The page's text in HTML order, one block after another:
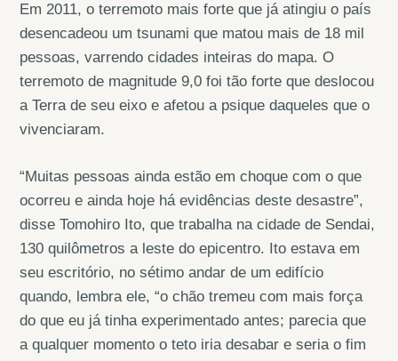
Em 2011, o terremoto mais forte que já atingiu o país
desencadeou um tsunami que matou mais de 18 mil
pessoas, varrendo cidades inteiras do mapa. O
terremoto de magnitude 9,0 foi tão forte que deslocou
a Terra de seu eixo e afetou a psique daqueles que o
vivenciaram.
“Muitas pessoas ainda estão em choque com o que
ocorreu e ainda hoje há evidências deste desastre”,
disse Tomohiro Ito, que trabalha na cidade de Sendai,
130 quilômetros a leste do epicentro. Ito estava em
seu escritório, no sétimo andar de um edifício
quando, lembra ele, “o chão tremeu com mais força
do que eu já tinha experimentado antes; parecia que
a qualquer momento o teto iria desabar e seria o fim